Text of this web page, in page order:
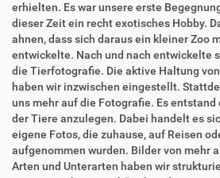
erhielten. Es war unsere erste
dieser Zeit ein recht exotisches Hobby.
ahnen, dass sich daraus ein kleiner Zoo
entwickelte. Nach und nach entwickelte
die Tierfotografie. Die aktive Haltung
haben wir inzwischen eingestellt.
uns mehr auf die Fotografie. Es entstand
der Tiere anzulegen. Dabei handelt es
eigene Fotos, die zuhause, auf Reisen
aufgenommen wurden. Bilder von mehr
Arten und Unterarten haben wir